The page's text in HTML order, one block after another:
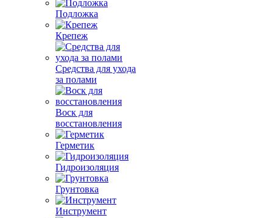
Подложка
Крепеж
Средства для ухода
за полами
Воск для
восстановления
Герметик
Гидроизоляция
Грунтовка
Инструмент